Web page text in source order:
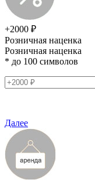
+2000 ₽
Розничная наценка
Розничная наценка
* до 100 символов
Далее